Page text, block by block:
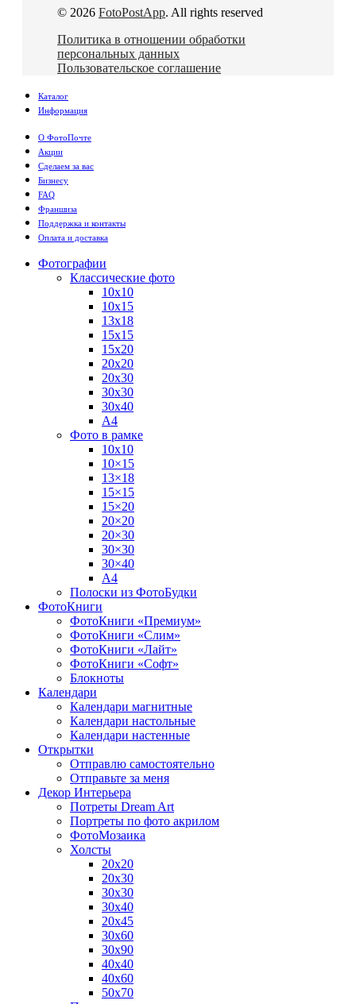
© 2026 FotoPostApp. All rights reserved
Политика в отношении обработки
персональных данных
Пользовательское соглашение
Каталог
Информация
О ФотоПочте
Акции
Сделаем за вас
Бизнесу
FAQ
Франшиза
Поддержка и контакты
Оплата и доставка
Фотографии
Классические фото
10х10
10х15
13х18
15х15
15х20
20х20
20х30
30х30
30х40
А4
Фото в рамке
10х10
10×15
13×18
15×15
15×20
20×20
20×30
30×30
30×40
A4
Полоски из ФотоБудки
ФотоКниги
ФотоКниги «Премиум»
ФотоКниги «Слим»
ФотоКниги «Лайт»
ФотоКниги «Софт»
Блокноты
Календари
Календари магнитные
Календари настольные
Календари настенные
Открытки
Отправлю самостоятельно
Отправьте за меня
Декор Интерьера
Потреты Dream Art
Портреты по фото акрилом
ФотоМозаика
Холсты
20х20
20х30
30х30
30х40
20х45
30х60
30х90
40х40
40х60
50х70